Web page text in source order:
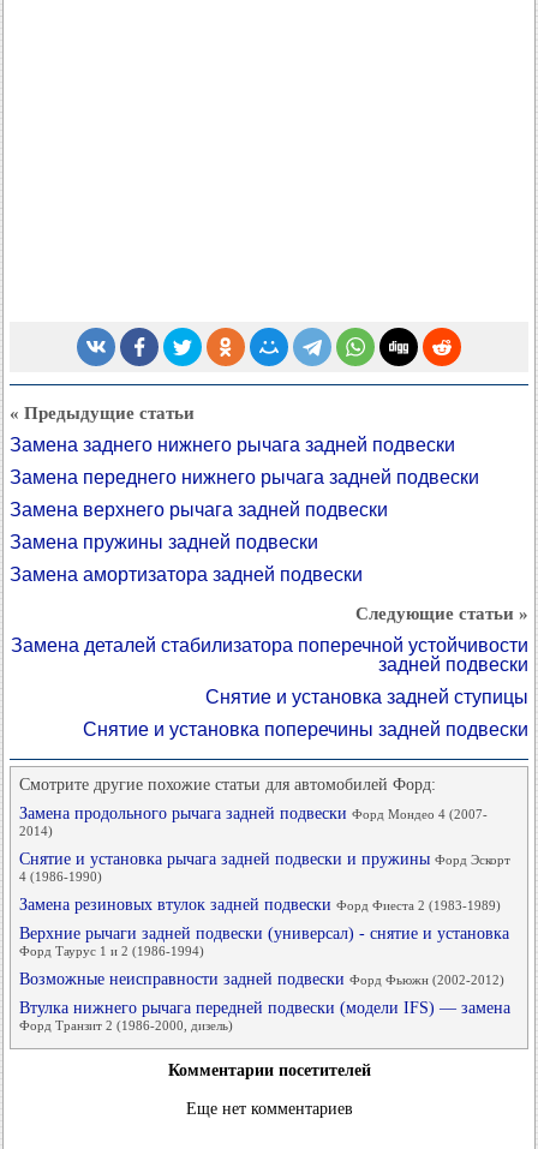
« Предыдущие статьи
Замена заднего нижнего рычага задней подвески
Замена переднего нижнего рычага задней подвески
Замена верхнего рычага задней подвески
Замена пружины задней подвески
Замена амортизатора задней подвески
Следующие статьи »
Замена деталей стабилизатора поперечной устойчивости
задней подвески
Снятие и установка задней ступицы
Снятие и установка поперечины задней подвески
Смотрите другие похожие статьи для автомобилей Форд:
Замена продольного рычага задней подвески Форд Мондео 4 (2007-
2014)
Снятие и установка рычага задней подвески и пружины Форд Эскорт
4 (1986-1990)
Замена резиновых втулок задней подвески Форд Фиеста 2 (1983-1989)
Верхние рычаги задней подвески (универсал) - снятие и установка
Форд Таурус 1 и 2 (1986-1994)
Возможные неисправности задней подвески Форд Фьюжн (2002-2012)
Втулка нижнего рычага передней подвески (модели IFS) — замена
Форд Транзит 2 (1986-2000, дизель)
Комментарии посетителей
Еще нет комментариев